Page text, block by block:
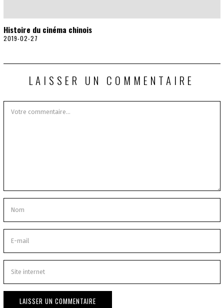
Histoire du cinéma chinois
2019-02-27
9
1
2
2
3
LAISSER UN COMMENTAIRE